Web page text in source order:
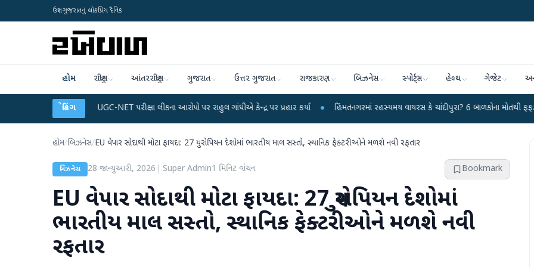
ઉત્તર ગુજરાતનું લોકપ્રિય દૈનિક
હોમ રાષ્ટ્રીય આંતરરાષ્ટ્રીય ગુજરાત ઉત્તર ગુજરાત રાજકારણ બિઝનેસ સ્પોર્ટ્સ હેલ્થ ગેજેટ
બ્રેકિંગ
UGC-NET પરીક્ષા લીકના આરોપો પર રાહુલ ગાંધીએ કેન્દ્ર પર પ્રહાર કર્યા ● હિંમતનગરમાં રહસ્યમય વાયરસ કે ચાંદીપુરા? 6 બાળકોના મોતથી ફફડાટ ●
હોમ/બિઝનેસ/EU વેપાર સોદાથી મોટા ફાયદા: 27 યુરોપિયન દેશોમાં ભારતીય માલ સસ્તો, સ્થાનિક ફેક્ટરીઓને મળશે નવી રફતાર
બિઝનેસ 28 જાન્યુઆરી, 2026 Super Admin1 મિનિટ વાંચન Bookmark
EU વેપાર સોદાથી મોટા ફાયદા: 27 યુરોપિયન દેશોમાં
ભારતીય માલ સસ્તો, સ્થાનિક ફેક્ટરીઓને મળશે નવી
રફતાર